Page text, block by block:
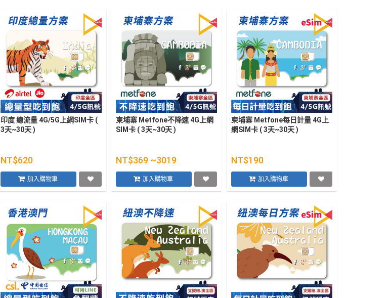
印度 總流量 4G/5G上網SIM卡 (
3天~30天 )
NT$620
加入購物車
柬埔寨 Metfone不降速 4G上網
SIM卡 ( 3天~30天 )
NT$369 ~3019
加入購物車
柬埔寨 Metfone每日計量 4G上
網SIM卡 ( 3天~30天 )
NT$190
加入購物車